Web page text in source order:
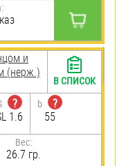
и
(нерж.)
?
1.6
b
?
55
Вес:
26.7 гр.
В СПИСОК